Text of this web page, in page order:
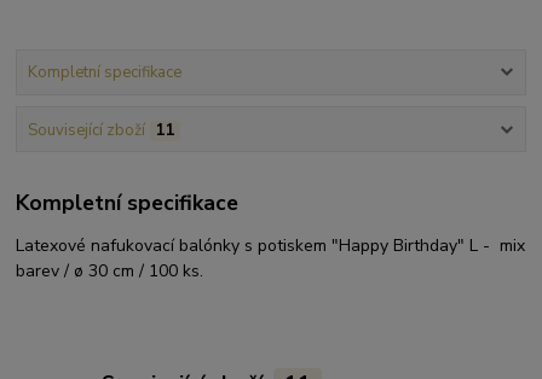
Kompletní specifikace
Související zboží 11
Kompletní specifikace
Latexové nafukovací balónky s potiskem "Happy Birthday" L - mix
barev / ø 30 cm / 100 ks.